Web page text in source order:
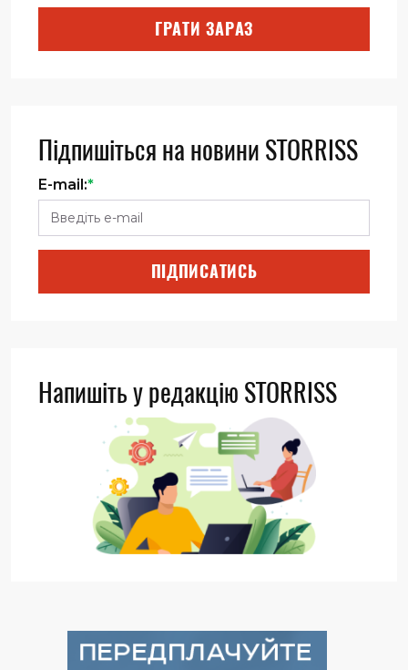
ГРАТИ ЗАРАЗ
Підпишіться на новини STORRISS
E-mail:*
ПІДПИСАТИСЬ
Напишіть у редакцію STORRISS